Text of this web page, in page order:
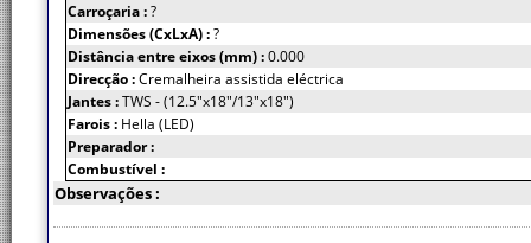
Carroçaria :?
Dimensões (CxLxA) :?
Distância entre eixos (mm) :0.000
Direcção :Cremalheira assistida eléctrica
Jantes :TWS - (12.5"x18"/13"x18")
Farois : Hella (LED)
Preparador :
Combustível :
Observações :